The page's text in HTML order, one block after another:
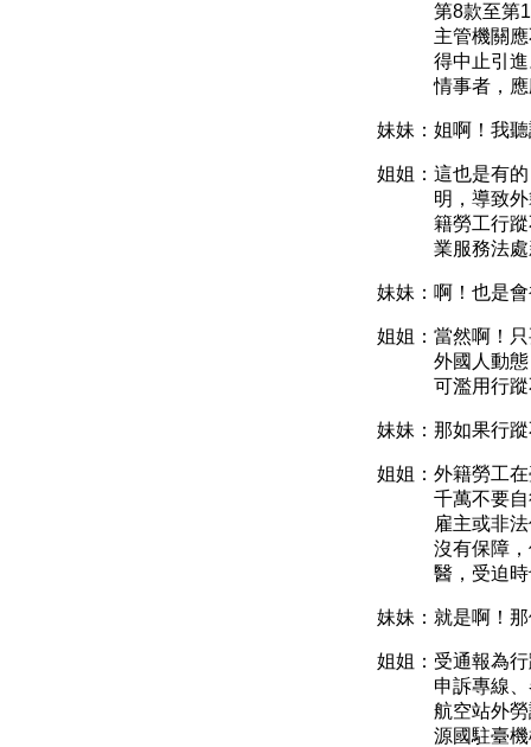
第8款至第
主管機關
得中止引
情事者，
妹妹：姐啊！我
姐姐：這也是有
明，導致
籍勞工行
業服務法
妹妹：啊！也是
姐姐：當然啊！
外國人動
可濫用行
妹妹：那如果行
姐姐：外籍勞工
千萬不要
雇主或非
沒有保障
醫，受迫
妹妹：就是啊！
姐姐：受通報為
申訴專線
航空站外
源國駐臺